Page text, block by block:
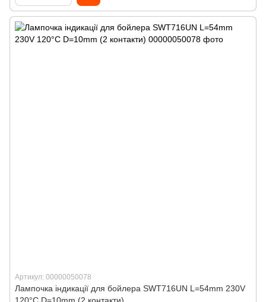
Артикул: 00000050078
Лампочка індикації для бойлера SWT716UN L=54mm 230V